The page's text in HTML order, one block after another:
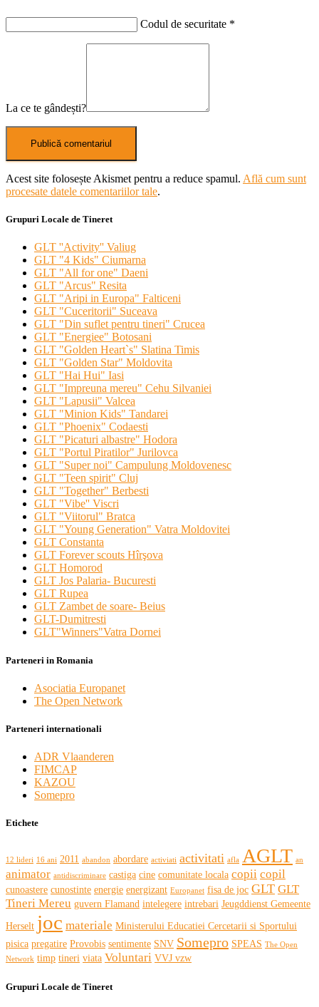
Codul de securitate *
La ce te gândești?
Acest site folosește Akismet pentru a reduce spamul. Află cum sunt
procesate datele comentariilor tale.
Grupuri Locale de Tineret
GLT ''Activity'' Valiug
GLT "4 Kids" Ciumarna
GLT "All for one" Daeni
GLT "Arcus" Resita
GLT "Aripi in Europa" Falticeni
GLT "Cuceritorii" Suceava
GLT "Din suflet pentru tineri" Crucea
GLT "Energiee" Botosani
GLT "Golden Heart`s" Slatina Timis
GLT "Golden Star" Moldovita
GLT "Hai Hui" Iasi
GLT "Impreuna mereu" Cehu Silvaniei
GLT "Lapusii" Valcea
GLT "Minion Kids" Tandarei
GLT "Phoenix" Codaesti
GLT "Picaturi albastre" Hodora
GLT "Portul Piratilor" Jurilovca
GLT "Super noi" Campulung Moldovenesc
GLT "Teen spirit" Cluj
GLT "Together" Berbesti
GLT "Vibe'' Viscri
GLT "Viitorul" Bratca
GLT "Young Generation" Vatra Moldovitei
GLT Constanta
GLT Forever scouts Hîrşova
GLT Homorod
GLT Jos Palaria- Bucuresti
GLT Rupea
GLT Zambet de soare- Beius
GLT-Dumitresti
GLT"Winners"Vatra Dornei
Parteneri in Romania
Asociatia Europanet
The Open Network
Parteneri internationali
ADR Vlaanderen
FIMCAP
KAZOU
Somepro
Etichete
12 lideri 16 ani 2011 abandon abordare activiati activitati afla AGLT an
animator antidiscriminare castiga cine comunitate locala copii copil
cunoastere cunostinte energie energizant Europanet fisa de joc GLT GLT
Tineri Mereu guvern Flamand intelegere intrebari Jeugddienst Gemeente
Herselt joc materiale Ministerului Educatiei Cercetarii si Sportului
pisica pregatire Provobis sentimente SNV Somepro SPEAS The Open
Network timp tineri viata Voluntari VVJ vzw
Grupuri Locale de Tineret